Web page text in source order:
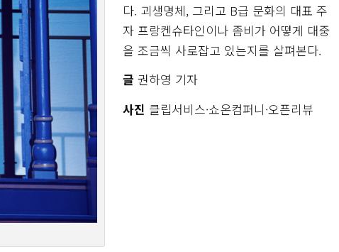
다. 괴생명체, 그리고 B급 문화의 대표 주
자 프랑켄슈타인이나 좀비가 어떻게 대중
을 조금씩 사로잡고 있는지를 살펴본다.
글 권하영 기자
사진 클립서비스·쇼온컴퍼니·오픈리뷰